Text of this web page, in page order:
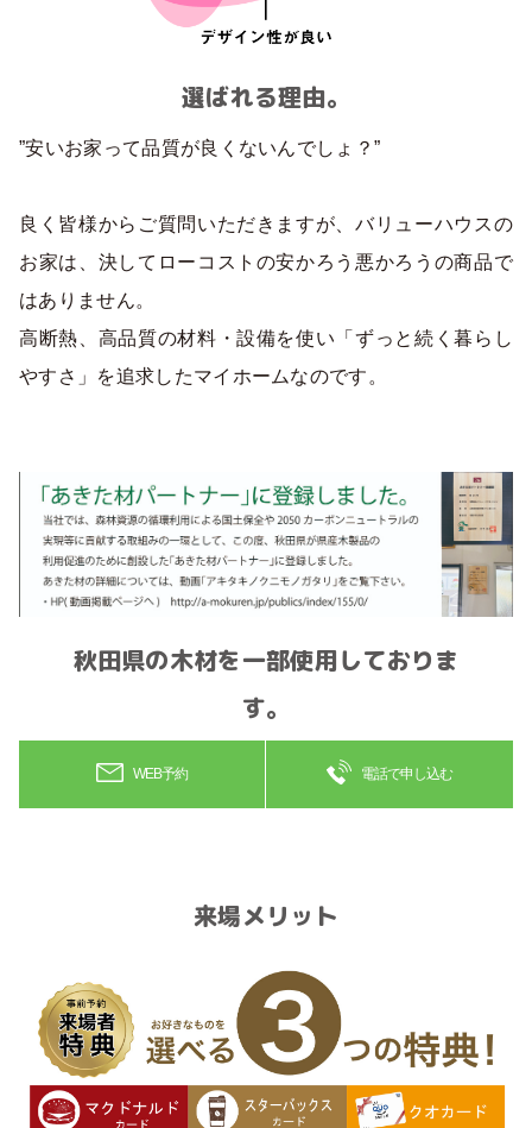
選ばれる理由。
”安いお家って品質が良くないんでしょ？”
良く皆様からご質問いただきますが、バリューハウスの
お家は、決してローコストの安かろう悪かろうの商品で
はありません。
高断熱、高品質の材料・設備を使い「ずっと続く暮らし
やすさ」を追求したマイホームなのです。
秋田県の木材を一部使用しておりま
す。
WEB予約 電話で申し込む
来場メリット